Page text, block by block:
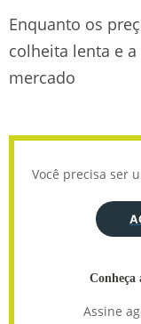
Enquanto os
colheita lenta e
mercado
Você precisa ser
Conheça
Assine